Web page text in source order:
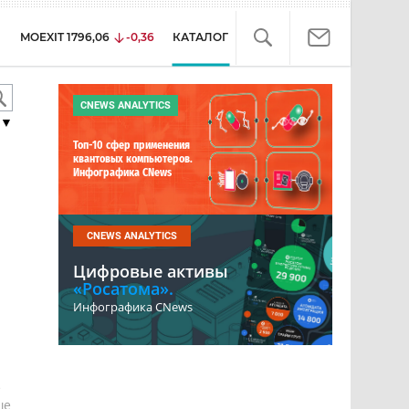
MOEXIT 1796,06 -0,36 КАТАЛОГ
CNEWS ANALYTICS
Топ-10 сфер применения
квантовых компьютеров.
Инфографика CNews
CNEWS ANALYTICS
Цифровые активы
«Росатома».
Инфографика CNews